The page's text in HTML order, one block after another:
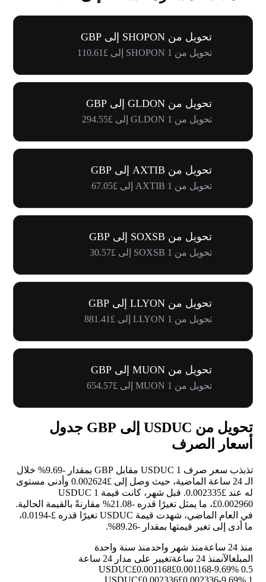
تحويل من SHOPON إلى GBP
تحويل من 1 SHOPON إلى £110.61
تحويل من GLDON إلى GBP
تحويل من 1 GLDON إلى £294.55
تحويل من AXTIB إلى GBP
تحويل من 1 AXTIB إلى £67.05
تحويل من SOXSB إلى GBP
تحويل من 1 SOXSB إلى £30.57
تحويل من LLYON إلى GBP
تحويل من 1 LLYON إلى £881.41
تحويل من MUON إلى GBP
تحويل من 1 MUON إلى £654.57
تحويل من USDUC إلى GBP جدول
أسعار الصرف
تذبذب سعر صرف 1 USDUC مقابل GBP بمقدار -9.69%
خلال
الـ 24 ساعة الماضية، حيث وصل إلى £0.002624 وأدنى مستوى
له عند £0.002335. قبل شهر، كانت قيمة 1 USDUC
£0.002960، ما يمثل تغيرًا قدره
-21.08%
مقارنةً بالقيمة الحالية.
في العام الماضي، شهدت قيمة USDUC تغيرًا قدره £-0.0194،
ما أدى إلى تغير قيمتها بمقدار -89.26%
.
منذ 24 ساعة منذ شهر واحدمنذ سنة واحدة
المبلغالآنمنذ 24 ساعة
تغيير على مدار 24 ساعة
0.5 USDUC
£0.001168£0.001168-9.69%